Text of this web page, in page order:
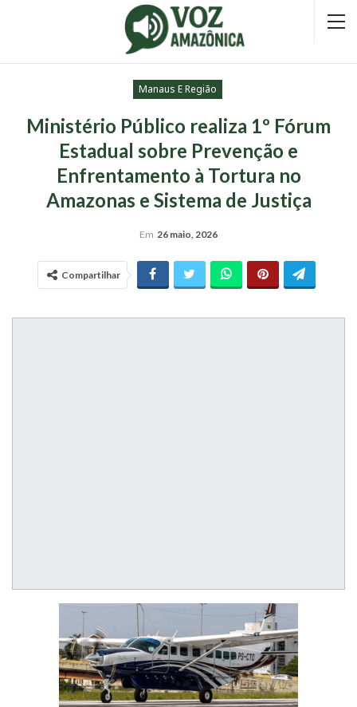
Manaus E Região
Ministério Público realiza 1º Fórum
Estadual sobre Prevenção e
Enfrentamento à Tortura no
Amazonas e Sistema de Justiça
Em 26 maio, 2026
Compartilhar